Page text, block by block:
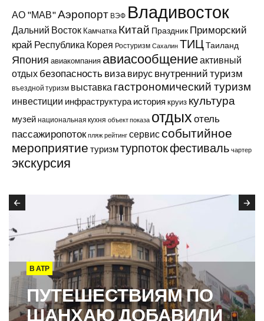
АО "МАВ"Аэропорт ВЭФ Владивосток
Дальний Восток Камчатка Китай Праздник Приморский
край Республика Корея Ростуризм Сахалин ТИЦ Таиланд
Япония авиакомпания авиасообщениеактивный
отдых безопасность виза вирус внутренний туризм
въездной туризм выставка гастрономический туризм
инвестиции инфраструктура история круиз культура
музей национальная кухня объект показа отдыхотель
пассажиропоток пляж рейтинг сервис событийное
мероприятие туризмтурпотокфестиваль чартер
экскурсия
В АТР
ПУТЕШЕСТВИЯМ ПО
ШАНХАЮ ДОБАВИЛИ